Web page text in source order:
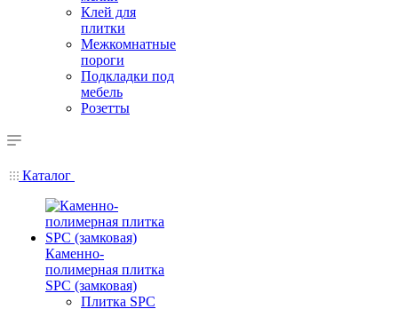
Клей для
плитки
Межкомнатные
пороги
Подкладки под
мебель
Розетты
Каталог
Каменно-
полимерная плитка
SPC (замковая)
Плитка SPC